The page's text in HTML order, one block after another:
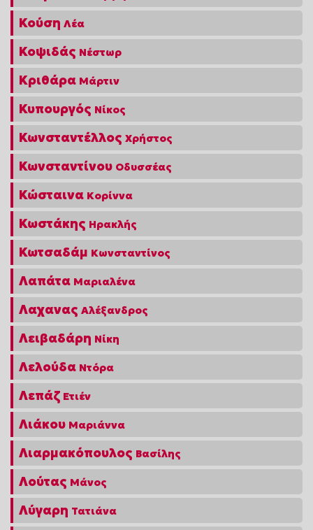
Κούση Λέα
Κοψιδάς Νέστωρ
Κριθάρα Μάρτιν
Κυπουργός Νίκος
Κωνσταντέλλος Χρήστος
Κωνσταντίνου Οδυσσέας
Κώσταινα Κορίννα
Κωστάκης Ηρακλής
Κωτσαδάμ Κωνσταντίνος
Λαπάτα Μαριαλένα
Λαχανας Αλέξανδρος
Λειβαδάρη Νίκη
Λελούδα Ντόρα
Λεπάζ Ετιέν
Λιάκου Μαριάννα
Λιαρμακόπουλος Βασίλης
Λούτας Μάνος
Λύγαρη Τατιάνα